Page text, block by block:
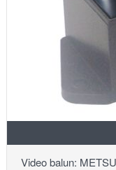
Video balun: